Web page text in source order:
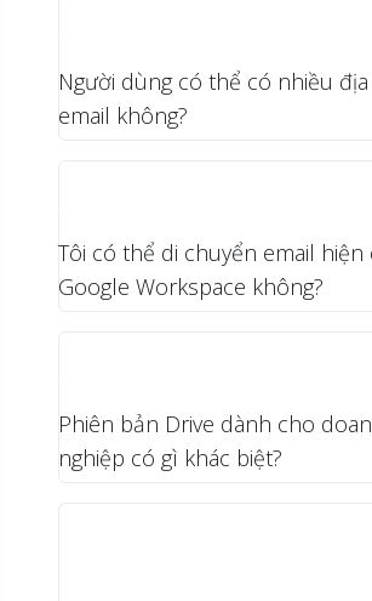
Người dùng có thể có nhiều
email không?
Tôi có thể di chuyển email hiện
Google Workspace không?
Phiên bản Drive dành cho
nghiệp có gì khác biệt?